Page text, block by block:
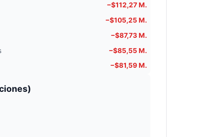
−$112,27 M.
−$105,25 M.
−$87,73 M.
−$85,55 M.
−$81,59 M.